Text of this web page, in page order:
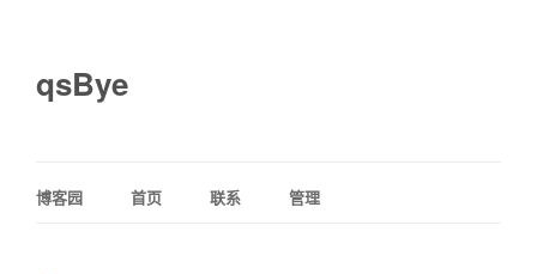
qsBye
博客园 首页 联系 管理